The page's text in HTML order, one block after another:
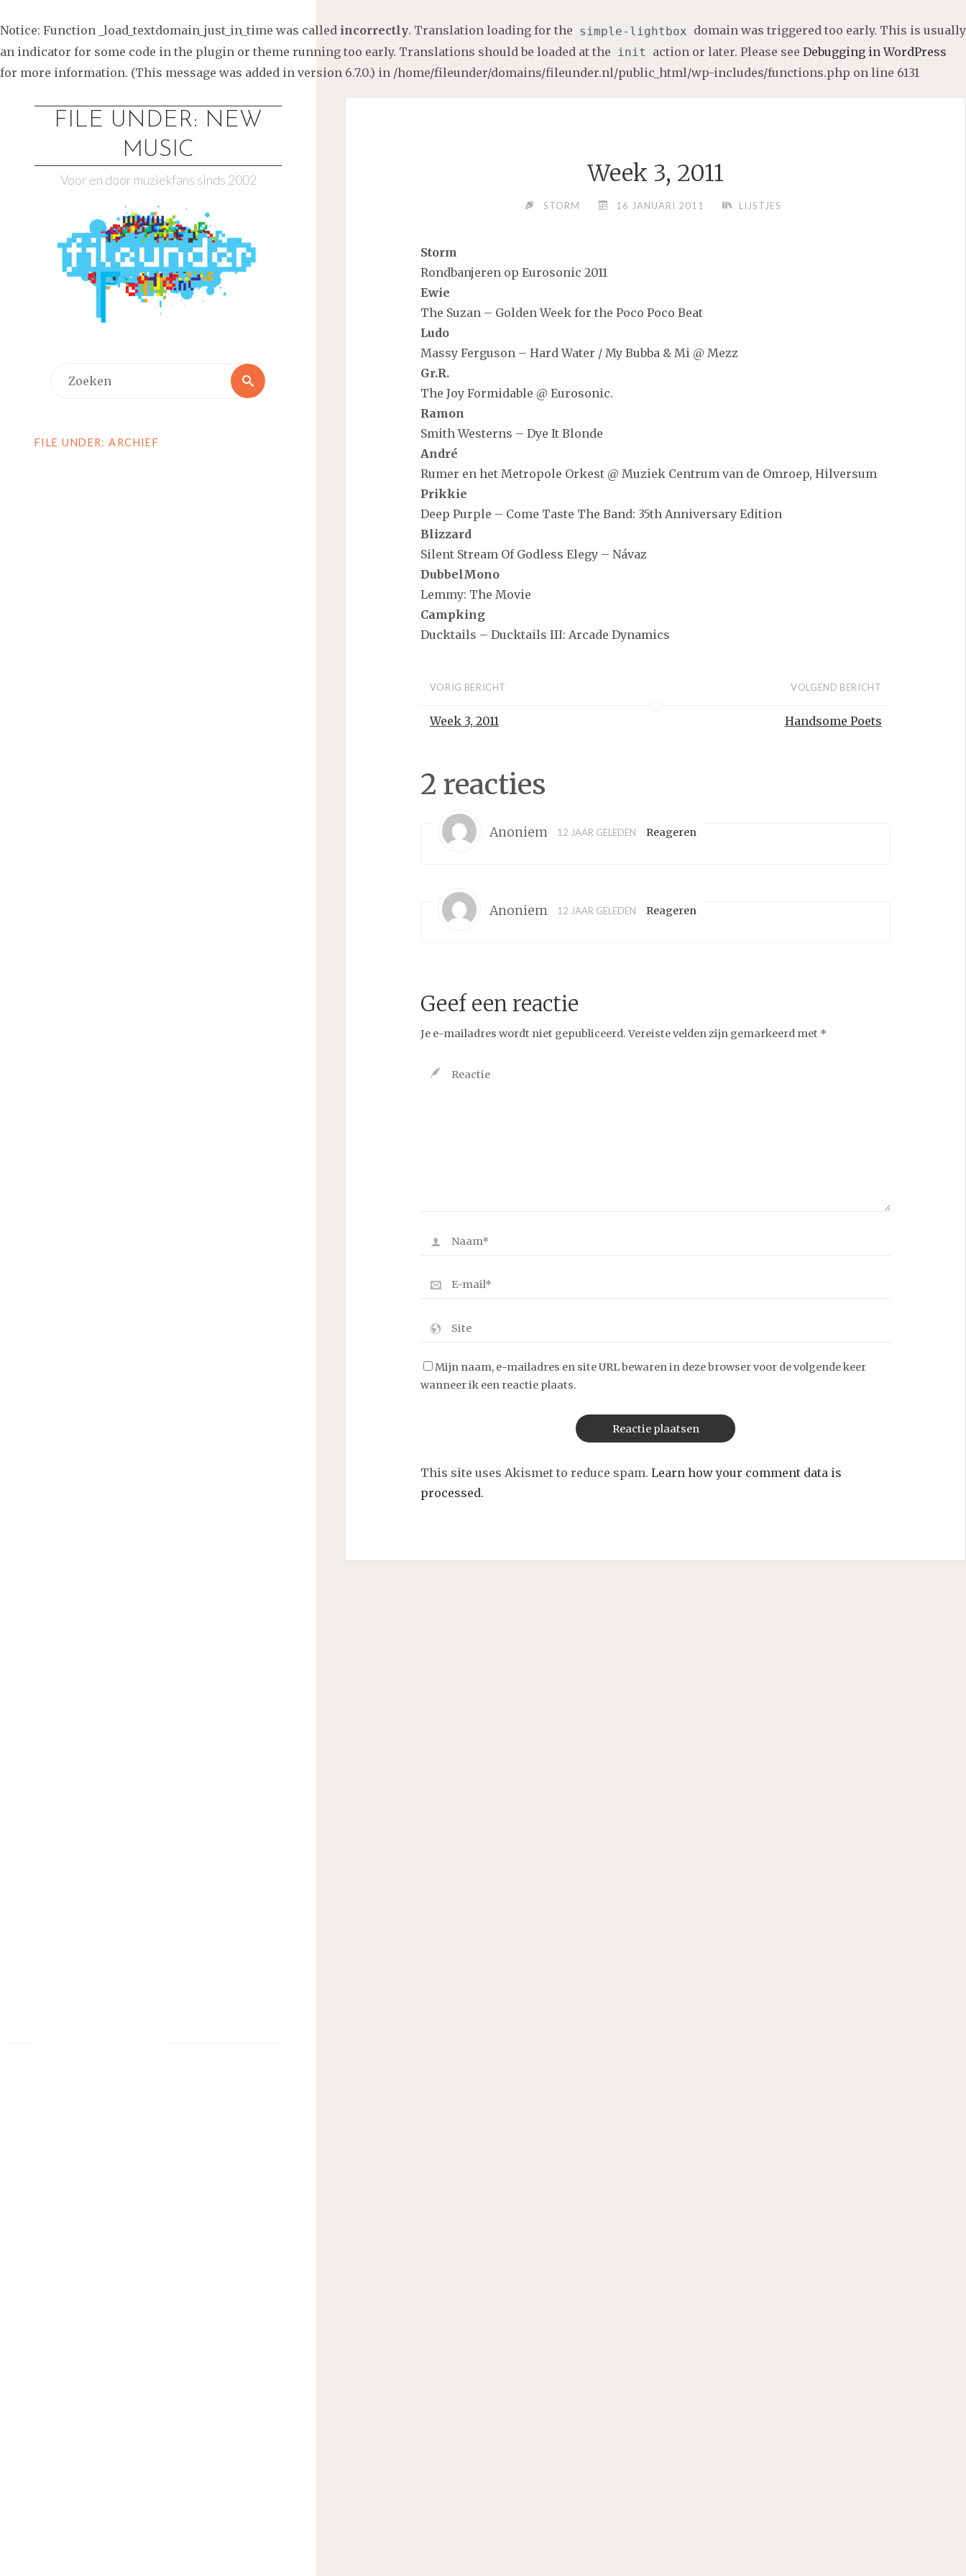
Notice: Function _load_textdomain_just_in_time was called incorrectly. Translation loading for the simple-lightbox domain was triggered too early. This is usually
an indicator for some code in the plugin or theme running too early. Translations should be loaded at the init action or later. Please see Debugging in WordPress
for more information. (This message was added in version 6.7.0.) in /home/fileunder/domains/fileunder.nl/public_html/wp-includes/functions.php on line 6131
FILE UNDER: NEW
MUSIC
Voor en door muziekfans sinds 2002
Zoeken
FILE UNDER: ARCHIEF
Week 3, 2011
STORM 16 JANUARI 2011 LIJSTJES
Storm
Rondbanjeren op Eurosonic 2011
Ewie
The Suzan – Golden Week for the Poco Poco Beat
Ludo
Massy Ferguson – Hard Water / My Bubba & Mi @ Mezz
Gr.R.
The Joy Formidable @ Eurosonic.
Ramon
Smith Westerns – Dye It Blonde
André
Rumer en het Metropole Orkest @ Muziek Centrum van de Omroep, Hilversum
Prikkie
Deep Purple – Come Taste The Band: 35th Anniversary Edition
Blizzard
Silent Stream Of Godless Elegy – Návaz
DubbelMono
Lemmy: The Movie
Campking
Ducktails – Ducktails III: Arcade Dynamics
VORIG BERICHT
Week 3, 2011
VOLGEND BERICHT
Handsome Poets
2 reacties
Anoniem 12 JAAR GELEDEN Reageren
Anoniem 12 JAAR GELEDEN Reageren
Geef een reactie
Je e-mailadres wordt niet gepubliceerd. Vereiste velden zijn gemarkeerd met *
Mijn naam, e-mailadres en site URL bewaren in deze browser voor de volgende keer
wanneer ik een reactie plaats.
This site uses Akismet to reduce spam. Learn how your comment data is
processed.